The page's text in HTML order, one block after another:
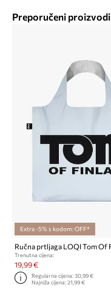
Preporučeni proizvodi
Extra -5% s kodom: OFF*
Trenutna cijena:
19,99 €
Regularna cijena:30,99 €
Najniža cijena:21,99 €